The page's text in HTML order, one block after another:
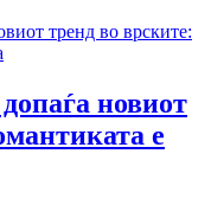
новиот
е